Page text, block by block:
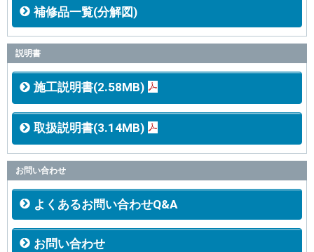
補修品一覧(分解図)
説明書
施工説明書(2.58MB)
取扱説明書(3.14MB)
お問い合わせ
よくあるお問い合わせQ&A
お問い合わせ